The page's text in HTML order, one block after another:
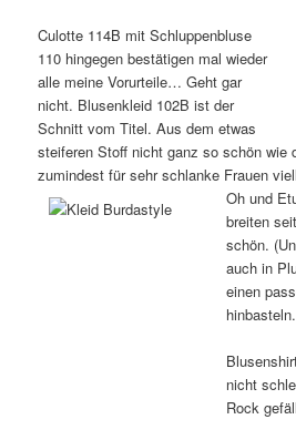
Culotte 114B mit Schluppenbluse
110 hingegen bestätigen mal wieder
alle meine Vorurteile… Geht gar
nicht. Blusenkleid 102B ist der
Schnitt vom Titel. Aus dem etwas
steiferen Stoff nicht ganz so schön wie
zumindest für sehr schlanke Frauen
Oh und
breiten
schön.
auch in
einen
hinbasteln.
nicht
Rock